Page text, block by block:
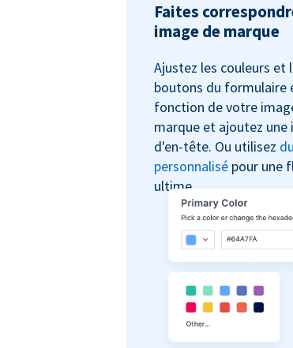
Faites
image de marque
Ajustez les couleurs et
boutons du formulaire
fonction de votre
marque et ajoutez une
d'en-tête. Ou utilisez
personnalisé pour une
ultime.